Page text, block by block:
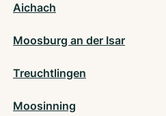
Aichach
Moosburg an der Isar
Treuchtlingen
Moosinning